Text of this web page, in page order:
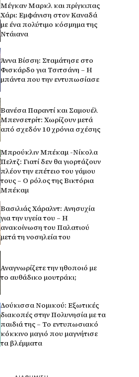
Μέγκαν Μαρκλ και πρίγκιπας
Χάρι: Εμφάνιση στον Καναδά
με ένα πολύτιμο κόσμημα της
Ντάιανα
Άννα Βίσση: Σταμάτησε στο
Φισκάρδο για Τσιτσάνη – Η
μπάντα που την εντυπωσίασε
Βανέσα Παραντί και Σαμουέλ
Μπενσετρίτ: Χωρίζουν μετά
από σχεδόν 10 χρόνια σχέσης
Μπρούκλιν Μπέκαμ -Νίκολα
Πελτζ: Γιατί δεν θα γιορτάζουν
πλέον την επέτειο του γάμου
τους – Ο ρόλος της Βικτόρια
Μπέκαμ
Βασιλιάς Χάραλντ: Ανησυχία
για την υγεία του – Η
ανακοίνωση του Παλατιού
μετά τη νοσηλεία του
Αναγνωρίζετε την ηθοποιό με
το αυθάδικο μουτράκι;
Δούκισσα Νομικού: Εξωτικές
διακοπές στην Πολυνησία με τα
παιδιά της – Το εντυπωσιακό
κόκκινο μαγιό που μαγνήτισε
τα βλέμματα